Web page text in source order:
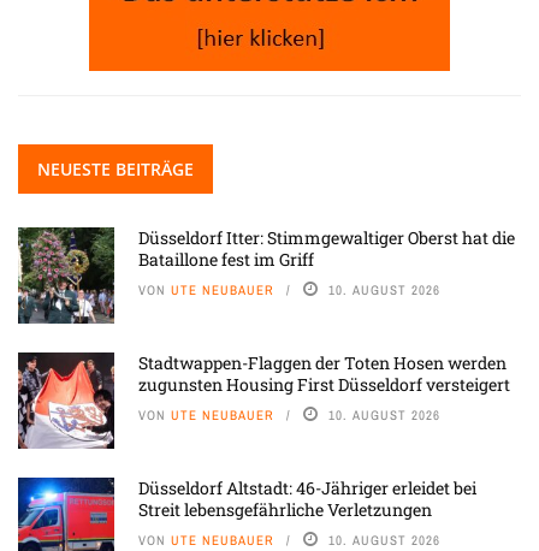
NEUESTE BEITRÄGE
Düsseldorf Itter: Stimmgewaltiger Oberst hat die
Bataillone fest im Griff
VON UTE NEUBAUER 10. AUGUST 2026
Stadtwappen-Flaggen der Toten Hosen werden
zugunsten Housing First Düsseldorf versteigert
VON UTE NEUBAUER 10. AUGUST 2026
Düsseldorf Altstadt: 46-Jähriger erleidet bei
Streit lebensgefährliche Verletzungen
VON UTE NEUBAUER 10. AUGUST 2026